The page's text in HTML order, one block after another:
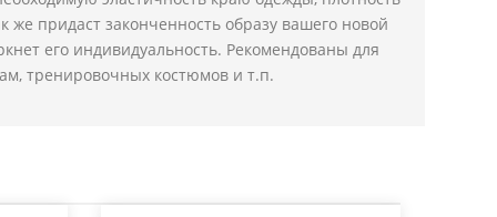
же придаст законченность образу вашего новой
его индивидуальность. Рекомендованы для
тренировочных костюмов и т.п.